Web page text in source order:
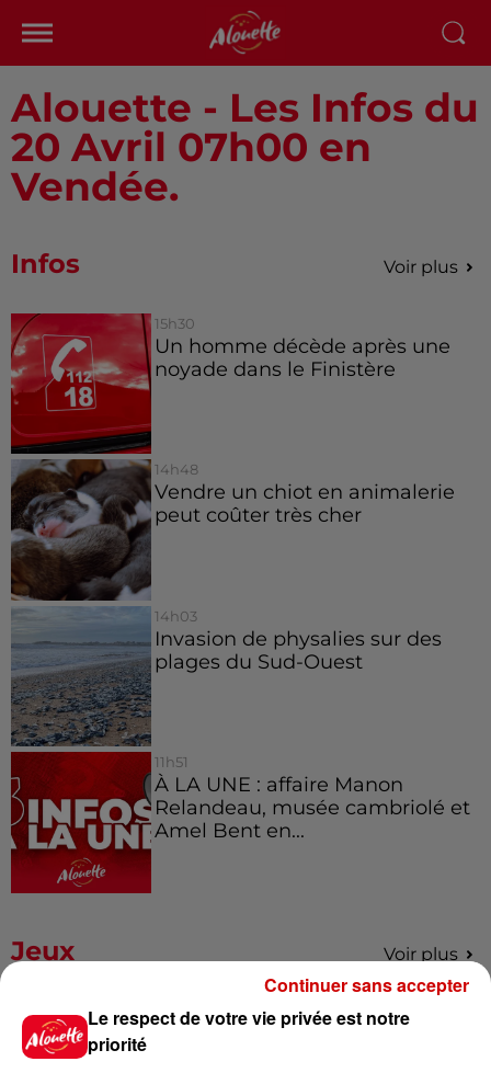
Alouette - Les Infos du
20 Avril 07h00 en
Vendée.
Infos Voir plus
15h30
Un homme décède après une
noyade dans le Finistère
14h48
Vendre un chiot en animalerie
peut coûter très cher
14h03
Invasion de physalies sur des
plages du Sud-Ouest
11h51
À LA UNE : affaire Manon
Relandeau, musée cambriolé et
Amel Bent en...
Jeux Voir plus
Gagnez vos places pour le
Festival du Roi Arthur 2026 !
Le respect de votre vie privée est notre
priorité
Continuer sans accepter